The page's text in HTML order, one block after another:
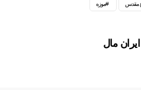
موزه مقدس
مال